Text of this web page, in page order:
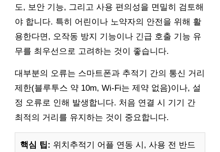
도, 보안 기능, 그리고 사용 편의성을 면밀히 검토해
야 합니다. 특히 어린이나 노약자의 안전을 위해 활
용한다면, 오작동 방지 기능이나 긴급 호출 기능 유
무를 최우선으로 고려하는 것이 좋습니다.
대부분의 오류는 스마트폰과 추적기 간의 통신 거리
제한(블루투스 약 10m, Wi-Fi는 제약 없음)이나, 설
정 오류로 인해 발생합니다. 처음 연결 시 기기 간
최적의 거리를 유지하는 것이 중요합니다.
핵심 팁: 위치추적기 어플 연동 시, 사용 전 반드